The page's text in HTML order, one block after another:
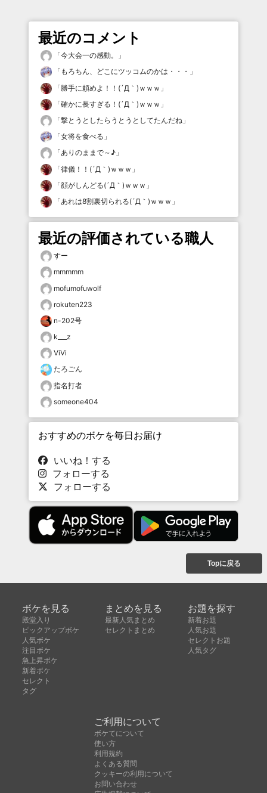
最近のコメント
「今大会一の感動。
」
「 もろちん、どこにツッコムのかは・・・ 」
「勝手に頼めよ！！(´Д｀)ｗｗｗ 」
「確かに長すぎる！(´Д｀)ｗｗｗ 」
「撃とうとしたらうとうとしてたんだね 」
「女将を食べる 」
「ありのままで～♪ 」
「律儀！！(´Д｀)ｗｗｗ 」
「顔がしんどる(´Д｀)ｗｗｗ 」
「あれは8割裏切られる(´Д｀)ｗｗｗ 」
最近の評価されている職人
すー
mmmmm
mofumofuwolf
rokuten223
n-202号
k___z
ViVi
たろごん
指名打者
someone404
おすすめのボケを毎日お届け
いいね！する
フォローする
フォローする
Topに戻る
ボケを見る
殿堂入り
ピックアップボケ
人気ボケ
注目ボケ
急上昇ボケ
新着ボケ
セレクト
タグ
まとめを見る
最新人気まとめ
セレクトまとめ
お題を探す
新着お題
人気お題
セレクトお題
人気タグ
ご利用について
ボケてについて
使い方
利用規約
よくある質問
クッキーの利用について
お問い合わせ